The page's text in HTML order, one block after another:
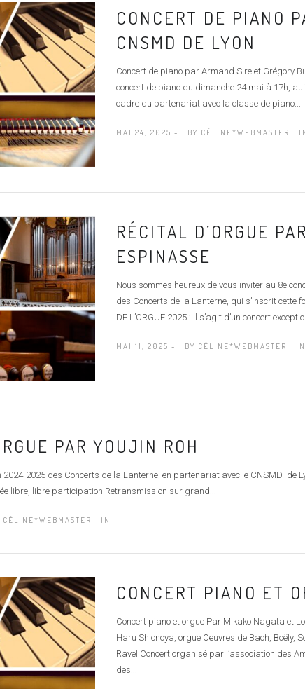
CONCERT DE PIANO
CNSMD DE LYON
Concert de piano par Armand Sire et Grégory
concert de piano du dimanche 24 mai à 17h, au
cadre du partenariat avec la classe de piano...
MAI 24, 2025 - BY CÉLINE*WEBMASTER
RÉCITAL D’ORGUE
ESPINASSE
Nous sommes heureux de vous inviter au 8e
des Concerts de la Lanterne, qui s’inscrit cette
DE L’ORGUE 2025 : Il s’agit d’un concert
MAI 11, 2025 - BY CÉLINE*WEBMASTER IN
PAR YOUJIN ROH
2025 des Concerts de la Lanterne, en partenariat avec le CNSMD de
libre, libre participation Retransmission sur grand...
CÉLINE*WEBMASTER IN
CONCERT PIANO ET
Concert piano et orgue Par Mikako Nagata et
Haru Shionoya, orgue Oeuvres de Bach, Boëly,
Ravel Concert organisé par l’association des
des...